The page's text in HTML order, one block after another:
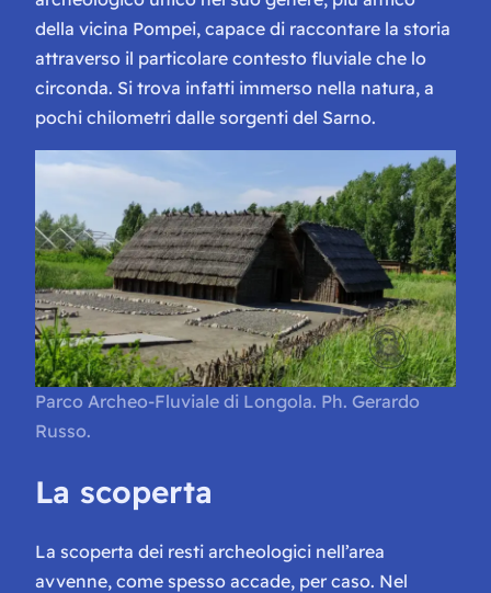
della vicina Pompei, capace di raccontare la storia
attraverso il particolare contesto fluviale che lo
circonda. Si trova infatti immerso nella natura, a
pochi chilometri dalle sorgenti del Sarno.
Parco Archeo-Fluviale di Longola. Ph. Gerardo
Russo.
La scoperta
La scoperta dei resti archeologici nell’area
avvenne, come spesso accade, per caso. Nel